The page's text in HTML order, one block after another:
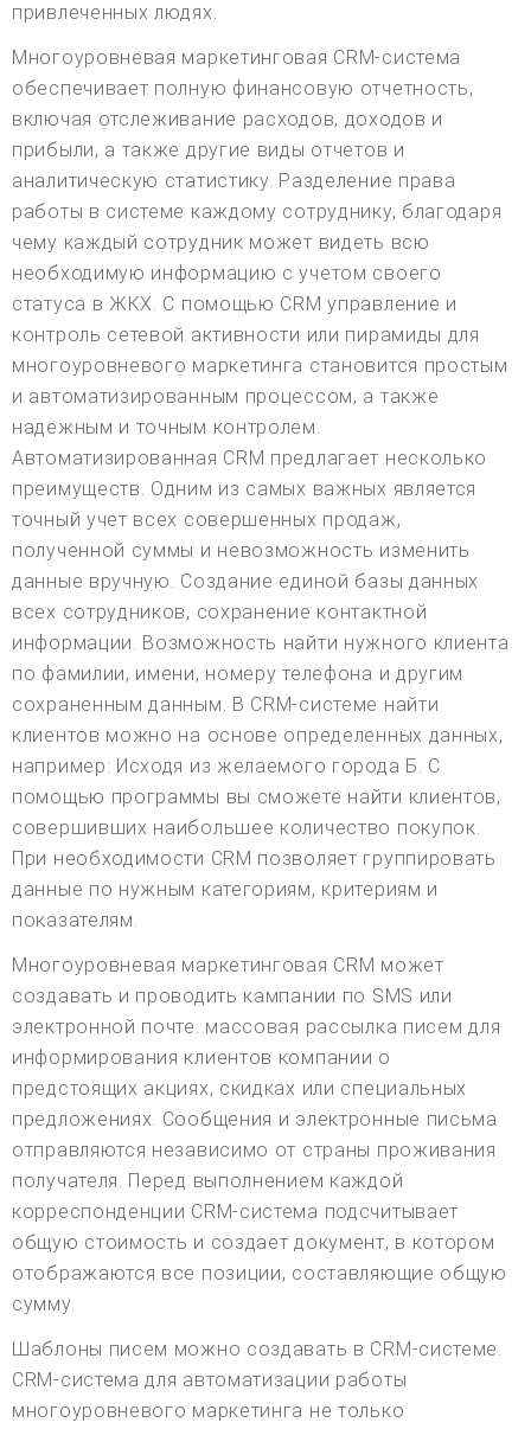
привлеченных людях.
Многоуровневая маркетинговая CRM-система
обеспечивает полную финансовую отчетность,
включая отслеживание расходов, доходов и
прибыли, а также другие виды отчетов и
аналитическую статистику. Разделение права
работы в системе каждому сотруднику, благодаря
чему каждый сотрудник может видеть всю
необходимую информацию с учетом своего
статуса в ЖКХ. С помощью CRM управление и
контроль сетевой активности или пирамиды для
многоуровневого маркетинга становится простым
и автоматизированным процессом, а также
надежным и точным контролем.
Автоматизированная CRM предлагает несколько
преимуществ. Одним из самых важных является
точный учет всех совершенных продаж,
полученной суммы и невозможность изменить
данные вручную. Создание единой базы данных
всех сотрудников, сохранение контактной
информации. Возможность найти нужного клиента
по фамилии, имени, номеру телефона и другим
сохраненным данным. В CRM-системе найти
клиентов можно на основе определенных данных,
например: Исходя из желаемого города Б. С
помощью программы вы сможете найти клиентов,
совершивших наибольшее количество покупок.
При необходимости CRM позволяет группировать
данные по нужным категориям, критериям и
показателям.
Многоуровневая маркетинговая CRM может
создавать и проводить кампании по SMS или
электронной почте. массовая рассылка писем для
информирования клиентов компании о
предстоящих акциях, скидках или специальных
предложениях. Сообщения и электронные письма
отправляются независимо от страны проживания
получателя. Перед выполнением каждой
корреспонденции CRM-система подсчитывает
общую стоимость и создает документ, в котором
отображаются все позиции, составляющие общую
сумму.
Шаблоны писем можно создавать в CRM-системе.
CRM-система для автоматизации работы
многоуровневого маркетинга не только